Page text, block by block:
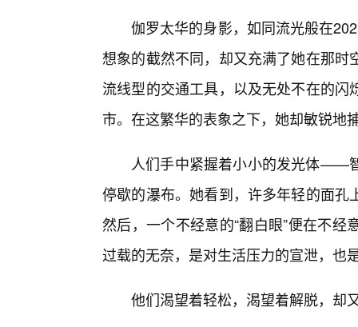
伽罗太华的身影，如同流光般在
想象的截然不同，却又充满了她在那
流线型的交通工具，以及无处不在的
市。在这繁华的表象之下，她却敏锐地
人们手中紧握着小小的发光体——
停歇的瀑布。她看到，许多年轻的面
然后，一个不经意的“翻白眼”便在不
过载的无奈，是对生活压力的宣泄，也
他们渴望着轻松，渴望着解脱，却